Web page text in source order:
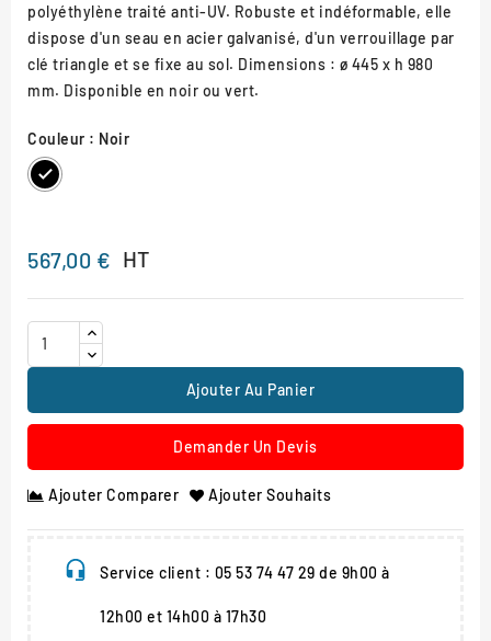
polyéthylène traité anti-UV. Robuste et indéformable, elle
dispose d'un seau en acier galvanisé, d'un verrouillage par
clé triangle et se fixe au sol. Dimensions : ø 445 x h 980
mm. Disponible en noir ou vert.
Couleur : Noir
Noir
567,00 € HT
Ajouter Au Panier
Demander Un Devis
Ajouter Comparer Ajouter Souhaits
Service client : 05 53 74 47 29 de 9h00 à
12h00 et 14h00 à 17h30